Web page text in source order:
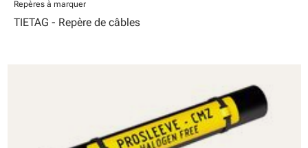
Repères à marquer
TIETAG - Repère de câbles